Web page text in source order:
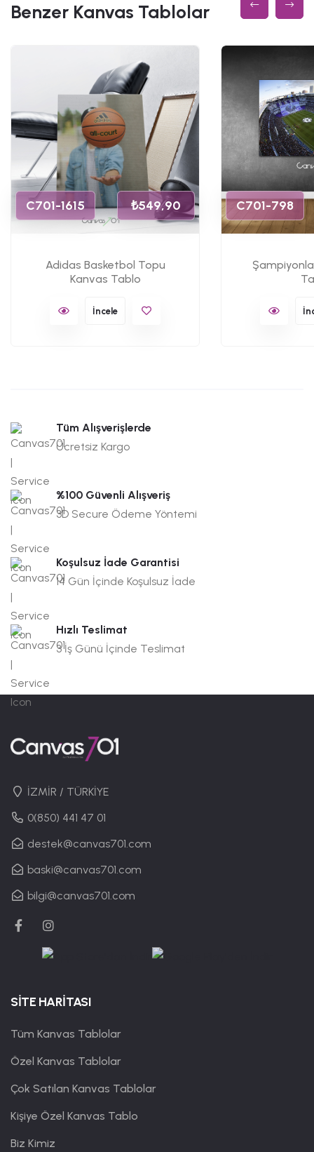
Benzer Kanvas Tablolar
C701-1615 ₺549,90
Adidas Basketbol Topu
Kanvas Tablo
İncele
C701-798
Tüm Alışverişlerde
Ücretsiz Kargo
%100 Güvenli Alışveriş
3D Secure Ödeme Yöntemi
Koşulsuz İade Garantisi
14 Gün İçinde Koşulsuz İade
Hızlı Teslimat
3 İş Günü İçinde Teslimat
İZMİR / TÜRKİYE
0(850) 441 47 01
destek@canvas701.com
baski@canvas701.com
bilgi@canvas701.com
SİTE HARİTASI
Tüm Kanvas Tablolar
Özel Kanvas Tablolar
Çok Satılan Kanvas Tablolar
Kişiye Özel Kanvas Tablo
Biz Kimiz